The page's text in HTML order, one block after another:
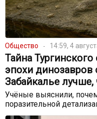
Общество 14:59, 4
Тайна
эпохи динозавров
Забайкалье
Учёные выяснили,
поразительной